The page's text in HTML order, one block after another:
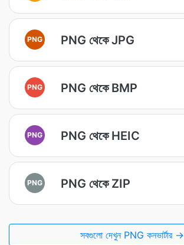
PNG PNG থেকে JPG
PNG PNG থেকে BMP
PNG PNG থেকে HEIC
PNG PNG থেকে ZIP
সবগুলো দেখুন PNG কনভার্টার →